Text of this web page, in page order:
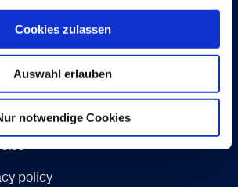
Cookies zulassen
Auswahl erlauben
notwendige Cookies
policy